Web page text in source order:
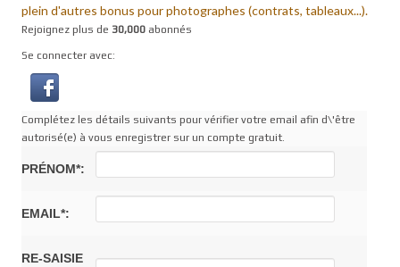
plein d'autres bonus pour photographes (contrats, tableaux...).
Rejoignez plus de 30,000 abonnés
Se connecter avec:
Complétez les détails suivants pour vérifier votre email afin d\'être
autorisé(e) à vous enregistrer sur un compte gratuit.
PRÉNOM*:
EMAIL*:
RE-SAISIE